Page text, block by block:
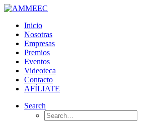
Inicio
Nosotras
Empresas
Premios
Eventos
Videoteca
Contacto
AFÍLIATE
Search